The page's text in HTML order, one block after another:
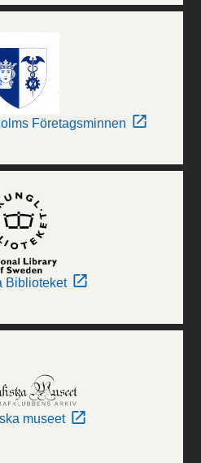
Företagsminnen
Biblioteket
museet